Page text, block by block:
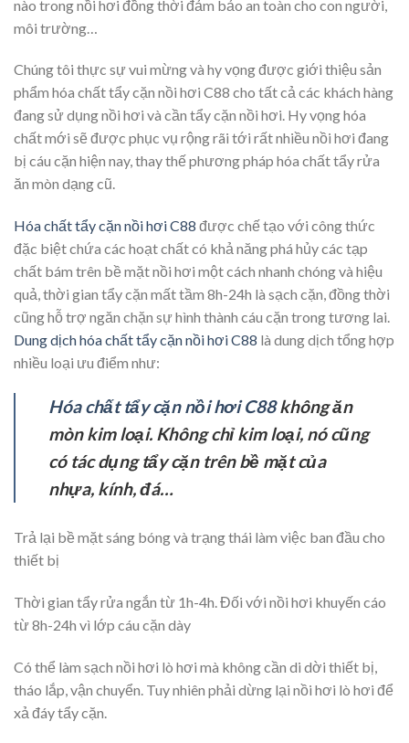
nào trong nồi hơi đồng thời đảm bảo an toàn cho con người,
môi trường…
Chúng tôi thực sự vui mừng và hy vọng được giới thiệu sản
phẩm hóa chất tẩy cặn nồi hơi C88 cho tất cả các khách hàng
đang sử dụng nồi hơi và cần tẩy cặn nồi hơi. Hy vọng hóa
chất mới sẽ được phục vụ rộng rãi tới rất nhiều nồi hơi đang
bị cáu cặn hiện nay, thay thế phương pháp hóa chất tẩy rửa
ăn mòn dạng cũ.
Hóa chất tẩy cặn nồi hơi C88 được chế tạo với công thức
đặc biệt chứa các hoạt chất có khả năng phá hủy các tạp
chất bám trên bề mặt nồi hơi một cách nhanh chóng và hiệu
quả, thời gian tẩy cặn mất tầm 8h-24h là sạch cặn, đồng thời
cũng hỗ trợ ngăn chặn sự hình thành cáu cặn trong tương lai.
Dung dịch hóa chất tẩy cặn nồi hơi C88 là dung dịch tổng hợp
nhiều loại ưu điểm như:
Hóa chất tẩy cặn nồi hơi C88không ăn
mòn kim loại. Không chỉ kim loại, nó cũng
có tác dụng tẩy cặn trên bề mặt của
nhựa, kính, đá…
Trả lại bề mặt sáng bóng và trạng thái làm việc ban đầu cho
thiết bị
Thời gian tẩy rửa ngắn từ 1h-4h. Đối với nồi hơi khuyến cáo
từ 8h-24h vì lớp cáu cặn dày
Có thể làm sạch nồi hơi lò hơi mà không cần di dời thiết bị,
tháo lắp, vận chuyển. Tuy nhiên phải dừng lại nồi hơi lò hơi để
xả đáy tẩy cặn.